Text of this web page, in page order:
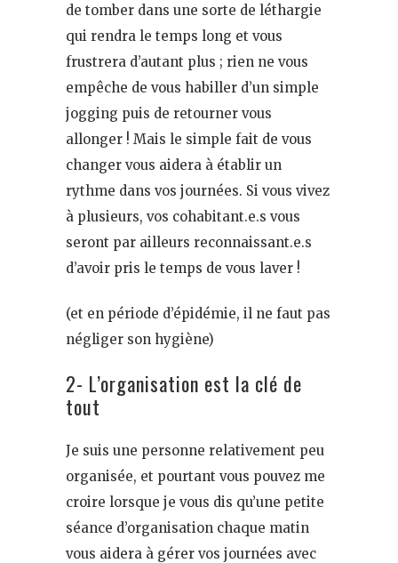
de tomber dans une sorte de léthargie
qui rendra le temps long et vous
frustrera d’autant plus ; rien ne vous
empêche de vous habiller d’un simple
jogging puis de retourner vous
allonger ! Mais le simple fait de vous
changer vous aidera à établir un
rythme dans vos journées. Si vous vivez
à plusieurs, vos cohabitant.e.s vous
seront par ailleurs reconnaissant.e.s
d’avoir pris le temps de vous laver !
(et en période d’épidémie, il ne faut pas
négliger son hygiène)
2- L’organisation est la clé de
tout
Je suis une personne relativement peu
organisée, et pourtant vous pouvez me
croire lorsque je vous dis qu’une petite
séance d’organisation chaque matin
vous aidera à gérer vos journées avec